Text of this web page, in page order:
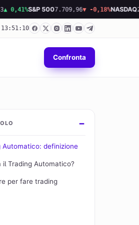
S&P 5007.709,96▼ -0,18%NASDAQ
Confronta
Automatico: definizione
il Trading Automatico?
per fare trading